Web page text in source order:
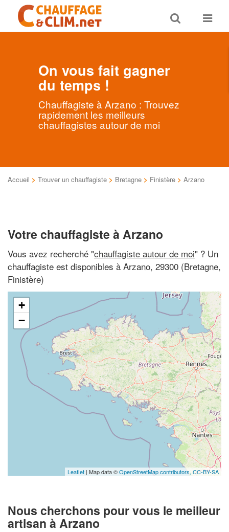
Toggle
search
Toggle
On vous fait gagner
du temps !
Chauffagiste à Arzano : Trouvez
rapidement les meilleurs
chauffagistes autour de moi
Accueil > Trouver un chauffagiste > Bretagne > Finistère > Arzano
Votre chauffagiste à Arzano
Vous avez recherché "chauffagiste autour de moi" ? Un
chauffagiste est disponibles à Arzano, 29300 (Bretagne,
Finistère)
+
−
Leaflet | Map data ©OpenStreetMap contributors, CC-BY-SA
Nous cherchons pour vous le meilleur
artisan à Arzano